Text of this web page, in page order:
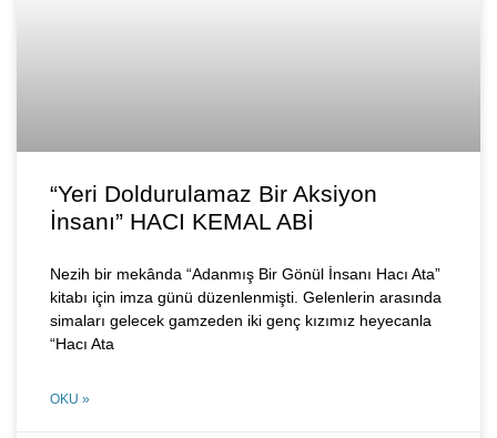
“Yeri Doldurulamaz Bir Aksiyon
İnsanı” HACI KEMAL ABİ
Nezih bir mekânda “Adanmış Bir Gönül İnsanı Hacı Ata”
kitabı için imza günü düzenlenmişti. Gelenlerin arasında
simaları gelecek gamzeden iki genç kızımız heyecanla
“Hacı Ata
OKU »